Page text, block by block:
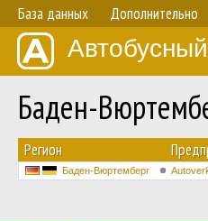
База данных Дополнительно
Баден-
Регион
Баден-Вюртемберг